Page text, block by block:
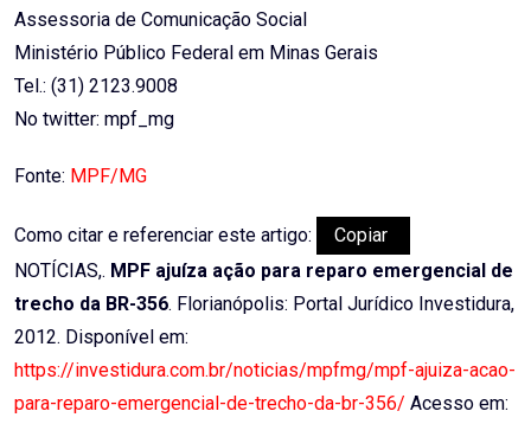
Assessoria de Comunicação Social
Ministério Público Federal em Minas Gerais
Tel.: (31) 2123.9008
No twitter: mpf_mg
Fonte: MPF/MG
Como citar e referenciar este artigo:
Copiar
NOTÍCIAS,. MPF ajuíza ação para reparo emergencial de
trecho da BR-356. Florianópolis: Portal Jurídico Investidura,
2012. Disponível em:
https://investidura.com.br/noticias/mpfmg/mpf-ajuiza-acao-
para-reparo-emergencial-de-trecho-da-br-356/ Acesso em: